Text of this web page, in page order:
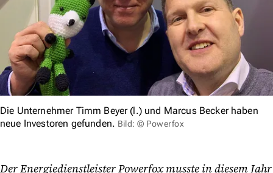
Die Unternehmer Timm Beyer (l.) und Marcus Becker haben
neue Investoren gefunden. Bild: © Powerfox
Der Energiedienstleister Powerfox musste in diesem Jahr